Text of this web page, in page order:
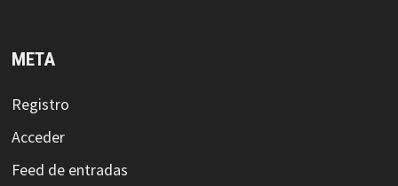
META
Registro
Acceder
Feed de entradas